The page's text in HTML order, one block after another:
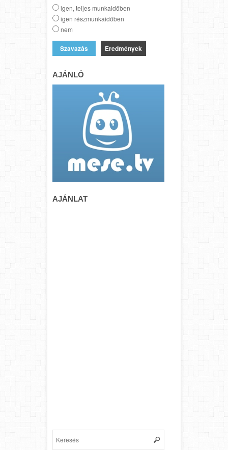
igen, teljes munkaidőben
igen részmunkaidőben
nem
Eredmények
AJÁNLÓ
AJÁNLAT